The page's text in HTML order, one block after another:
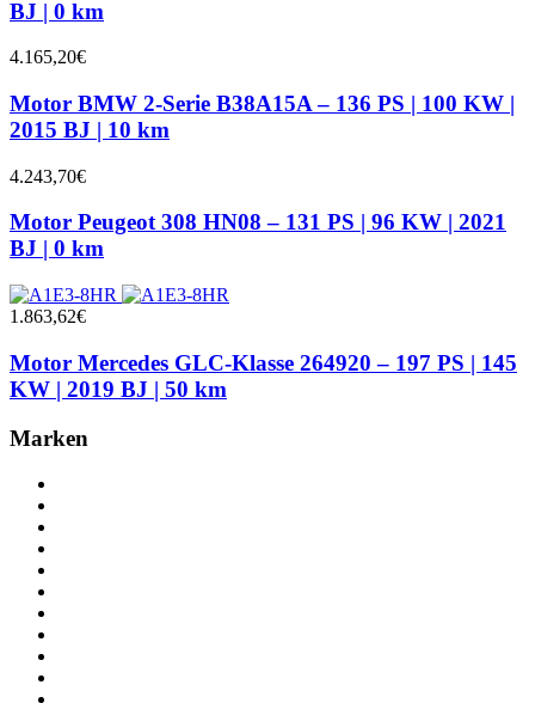
BJ | 0 km
4.165,20€
Motor BMW 2-Serie B38A15A – 136 PS | 100 KW |
2015 BJ | 10 km
4.243,70€
Motor Peugeot 308 HN08 – 131 PS | 96 KW | 2021
BJ | 0 km
1.863,62€
Motor Mercedes GLC-Klasse 264920 – 197 PS | 145
KW | 2019 BJ | 50 km
Marken